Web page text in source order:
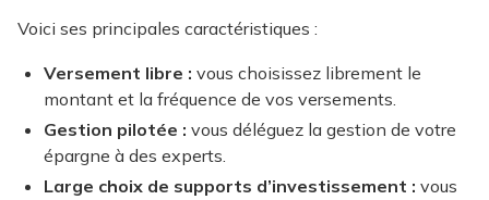
Voici ses principales caractéristiques :
Versement libre : vous choisissez librement le
montant et la fréquence de vos versements.
Gestion pilotée : vous déléguez la gestion de votre
épargne à des experts.
Large choix de supports d’investissement : vous